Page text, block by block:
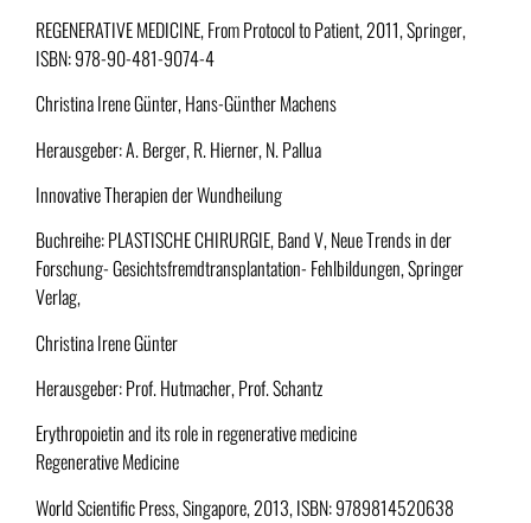
REGENERATIVE MEDICINE, From Protocol to Patient, 2011, Springer,
ISBN: 978-90-481-9074-4
Christina Irene Günter, Hans-Günther Machens
Herausgeber: A. Berger, R. Hierner, N. Pallua
Innovative Therapien der Wundheilung
Buchreihe: PLASTISCHE CHIRURGIE, Band V, Neue Trends in der
Forschung- Gesichtsfremdtransplantation- Fehlbildungen, Springer
Verlag,
Christina Irene Günter
Herausgeber: Prof. Hutmacher, Prof. Schantz
Erythropoietin and its role in regenerative medicine
Regenerative Medicine
World Scientific Press, Singapore, 2013, ISBN: 9789814520638